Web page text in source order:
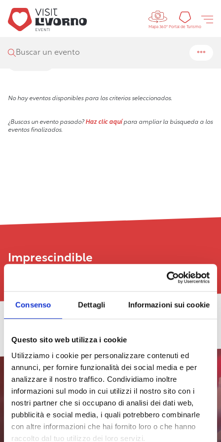
Consenso Dettagli Informazioni sui cookie
Questo sito web utilizza i cookie
Utilizziamo i cookie per personalizzare contenuti ed
annunci, per fornire funzionalità dei social media e per
analizzare il nostro traffico. Condividiamo inoltre
informazioni sul modo in cui utilizzi il nostro sito con i
nostri partner che si occupano di analisi dei dati web,
pubblicità e social media, i quali potrebbero combinarle
con altre informazioni che hai fornito loro o che hanno
raccolto dal tuo utilizzo dei loro servizi.
Controls
Mapa 360°
Portal
Portal de Turismo
Buscar un evento
Visit Livorno/Eventos/Buscar
No hay eventos disponibles para los criterios seleccionados.
¿Buscas un evento pasado? Haz clic aquípara ampliar la búsqueda a los
eventos finalizados.
Imprescindible
–
edición
18/07/2026
ver
todas
las
fechas
2026.
programa
21/08/2026
ver
todas
las
fechas
exposición
Undici
Insomnia
29/07/2026
ver
todas
las
fechas
Efecto
29/07/2026
ver
las
fechas
Efecto
Venecia,
41ª
edición
libros
arte
Livorno
31/07/2026
ver
todas
las
fechas
Efecto
Street
2026
24/07/2026
ver
todas
las
fechas
Suscríbete al boletín para
estar siempre al día